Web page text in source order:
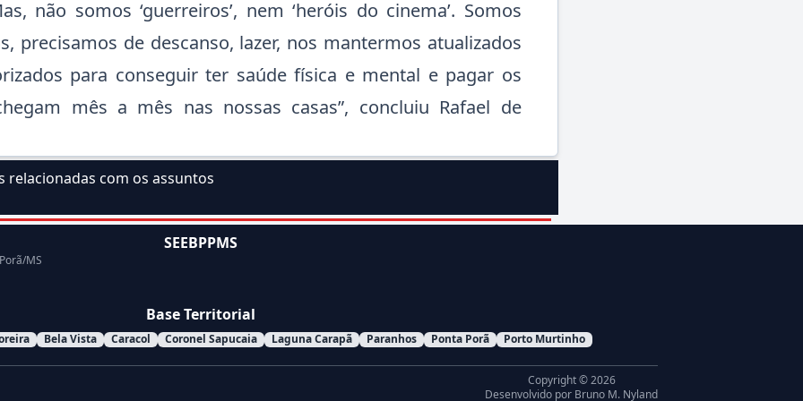
não somos ‘guerreiros’, nem ‘heróis do cinema’. Somos
precisamos de descanso, lazer, nos mantermos atualizados
para conseguir ter saúde física e mental e pagar os
mês a mês nas nossas casas”, concluiu Rafael de
relacionadas com os assuntos
SEEBPPMS
MS
Base Territorial
Bela Vista Caracol Coronel Sapucaia Laguna Carapã Paranhos Ponta Porã Porto Murtinho
Copyright © 2026
Desenvolvido por Bruno M. Nyland